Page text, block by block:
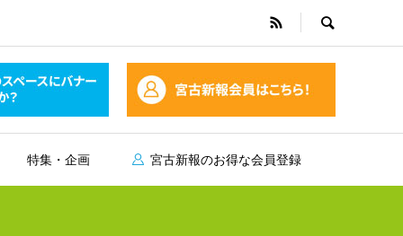
特集・企画 宮古新報のお得な会員登録